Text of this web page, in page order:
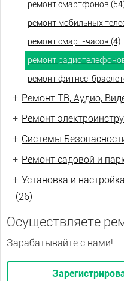
ремонт смартфонов
ремонт мобильных
ремонт смарт-часов (4)
ремонт
ремонт фитнес-
+ Ремонт ТВ, Аудио,
+ Ремонт
+ Системы
+ Ремонт садовой и
+ Установка и
(26)
Осуществляете
Зарабатывайте с нами!